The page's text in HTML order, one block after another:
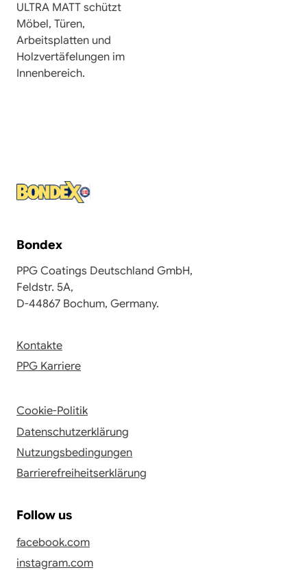
ULTRA MATT schützt
Möbel, Türen,
Arbeitsplatten und
Holzvertäfelungen im
Innenbereich.
Bondex
PPG Coatings Deutschland GmbH,
Feldstr. 5A,
D-44867 Bochum, Germany.
Kontakte
PPG Karriere
Cookie-Politik
Datenschutzerklärung
Nutzungsbedingungen
Barrierefreiheitserklärung
Follow us
facebook.com
instagram.com